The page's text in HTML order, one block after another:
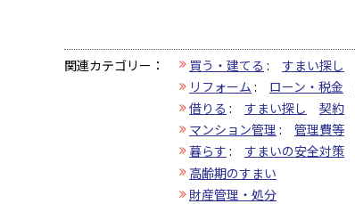
関連カテゴリー： 買う・建てる : すまい探し
リフォーム : ローン・税金
借りる : すまい探し 契約
マンション管理 : 管理費等
暮らす : すまいの安全対策
高齢期のすまい
財産管理・処分